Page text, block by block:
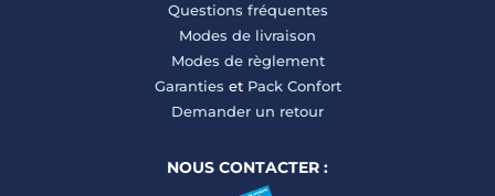
Questions fréquentes
Modes de livraison
Modes de règlement
Garanties et Pack Confort
Demander un retour
NOUS CONTACTER :